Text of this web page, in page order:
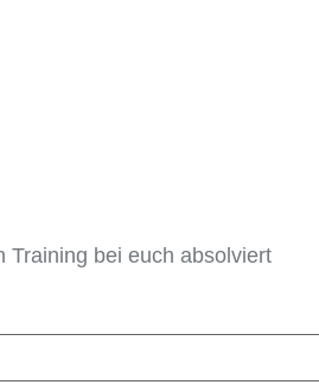
Training bei euch absolviert